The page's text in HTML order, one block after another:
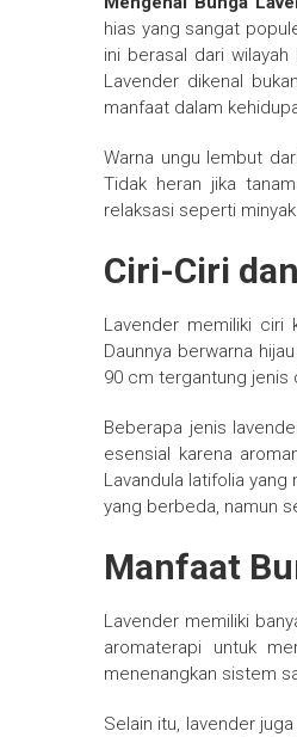
hias yang sangat
ini berasal dari
Lavender dikenal
manfaat dalam
Warna ungu lembut
Tidak heran jika
relaksasi seperti
Ciri-Ciri
Lavender memiliki ciri
Daunnya berwarna
90 cm tergantung jenis
Beberapa jenis
esensial karena
Lavandula latifolia
yang berbeda, namun
Manfaat
Lavender memiliki
aromaterapi untuk
menenangkan sistem
Selain itu, lavender